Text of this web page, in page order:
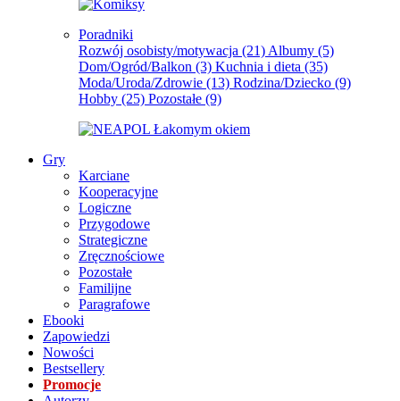
Poradniki
Rozwój osobisty/motywacja (21) Albumy (5)
Dom/Ogród/Balkon (3) Kuchnia i dieta (35)
Moda/Uroda/Zdrowie (13) Rodzina/Dziecko (9)
Hobby (25) Pozostałe (9)
Gry
Karciane
Kooperacyjne
Logiczne
Przygodowe
Strategiczne
Zręcznościowe
Pozostałe
Familijne
Paragrafowe
Ebooki
Zapowiedzi
Nowości
Bestsellery
Promocje